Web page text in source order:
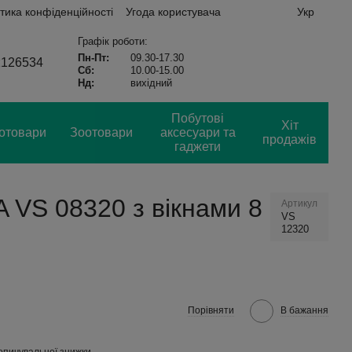
конфіденційності
Угода користувача
Укр
Графік роботи:
Пн-Пт:
09.30-17.30
Сб:
10.00-15.00
Нд:
вихідний
Зоотовари
Побутові
аксесуари та
гаджети
Хіт
продажів
08320 з вікнами 8
Артикул
VS
12320
Порівняти В бажання